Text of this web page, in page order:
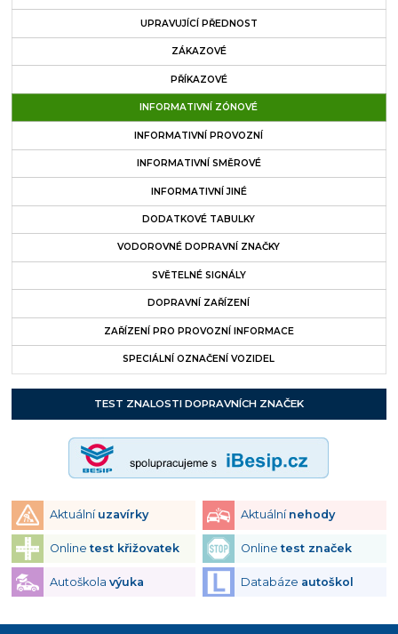
UPRAVUJÍCÍ PŘEDNOST
ZÁKAZOVÉ
PŘÍKAZOVÉ
INFORMATIVNÍ ZÓNOVÉ
INFORMATIVNÍ PROVOZNÍ
INFORMATIVNÍ SMĚROVÉ
INFORMATIVNÍ JINÉ
DODATKOVÉ TABULKY
VODOROVNÉ DOPRAVNÍ ZNAČKY
SVĚTELNÉ SIGNÁLY
DOPRAVNÍ ZAŘÍZENÍ
ZAŘÍZENÍ PRO PROVOZNÍ INFORMACE
SPECIÁLNÍ OZNAČENÍ VOZIDEL
TEST ZNALOSTI DOPRAVNÍCH ZNAČEK
Aktuální uzavírky Aktuální nehody
Onlinetest křižovatek Onlinetest značek
Autoškola výuka Databáze autoškol